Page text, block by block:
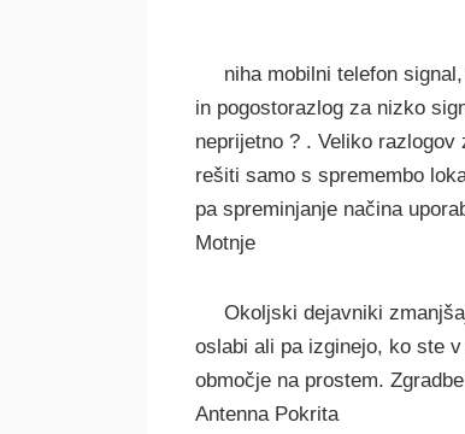
niha mobilni telefon
in pogostorazlog za nizko
neprijetno ? . Veliko
rešiti samo s spremembo
pa spreminjanje načina
Motnje
Okoljski dejavniki
oslabi ali pa izginejo, ko ste
območje na prostem.
Antenna Pokrita